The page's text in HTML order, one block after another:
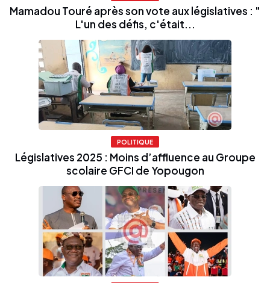
Mamadou Touré après son vote aux législatives : "
L'un des défis, c'était...
POLITIQUE
Législatives 2025 : Moins d’affluence au Groupe
scolaire GFCI de Yopougon